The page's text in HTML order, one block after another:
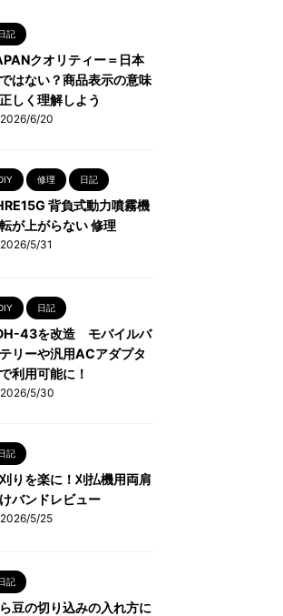
記
クオリティー＝日本
はない？商品表示の意味
しく理解しよう
2026/6/20
修理 日記
背負式動力噴霧機
が上がらない 修理
2026/5/31
日記
43を改造 モバイルバ
リーや汎用ACアダプタ
利用可能に！
2026/5/30
記
りを楽に！刈払機用両肩
バンドレビュー
2026/5/25
記
豆の切り込みの入れ方に